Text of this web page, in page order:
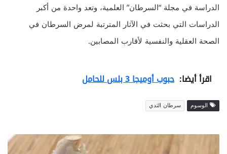
الدراسة في مجلة “السرطان” العلمية، وتعد واحدة من أكبر
الدراسات التي بحثت في الآثار المترتبة لمرض السرطان في
الصحة العقلية والنفسية لأقارب المصابين.
اقرأ أيضا: حبوب أوميجا 3 بلس للحامل
الوسوم سرطان الثدي
ا